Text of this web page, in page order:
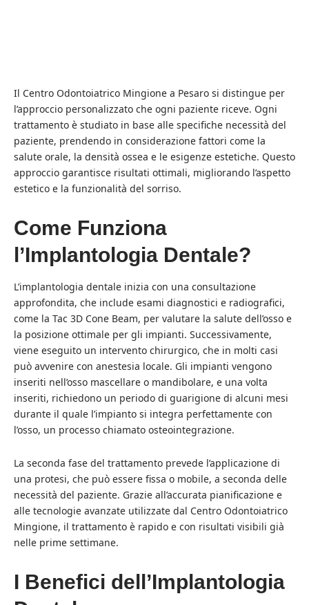
Il Centro Odontoiatrico Mingione a Pesaro si distingue per
l’approccio personalizzato che ogni paziente riceve. Ogni
trattamento è studiato in base alle specifiche necessità del
paziente, prendendo in considerazione fattori come la
salute orale, la densità ossea e le esigenze estetiche. Questo
approccio garantisce risultati ottimali, migliorando l’aspetto
estetico e la funzionalità del sorriso.
Come Funziona
l’Implantologia Dentale?
L’implantologia dentale inizia con una consultazione
approfondita, che include esami diagnostici e radiografici,
come la Tac 3D Cone Beam, per valutare la salute dell’osso e
la posizione ottimale per gli impianti. Successivamente,
viene eseguito un intervento chirurgico, che in molti casi
può avvenire con anestesia locale. Gli impianti vengono
inseriti nell’osso mascellare o mandibolare, e una volta
inseriti, richiedono un periodo di guarigione di alcuni mesi
durante il quale l’impianto si integra perfettamente con
l’osso, un processo chiamato osteointegrazione.
La seconda fase del trattamento prevede l’applicazione di
una protesi, che può essere fissa o mobile, a seconda delle
necessità del paziente. Grazie all’accurata pianificazione e
alle tecnologie avanzate utilizzate dal Centro Odontoiatrico
Mingione, il trattamento è rapido e con risultati visibili già
nelle prime settimane.
I Benefici dell’Implantologia